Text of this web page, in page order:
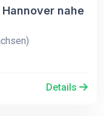
nahe
Details